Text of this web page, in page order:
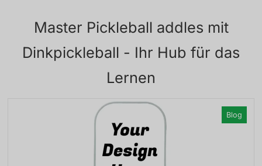
Master Pickleball addles mit
Dinkpickleball - Ihr Hub für das
Lernen
Blog